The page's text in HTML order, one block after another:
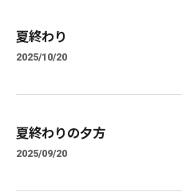
夏終わり
2025/10/20
夏終わりの夕方
2025/09/20